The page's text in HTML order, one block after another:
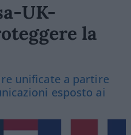
UK-
la
unificate a partire
esposto ai